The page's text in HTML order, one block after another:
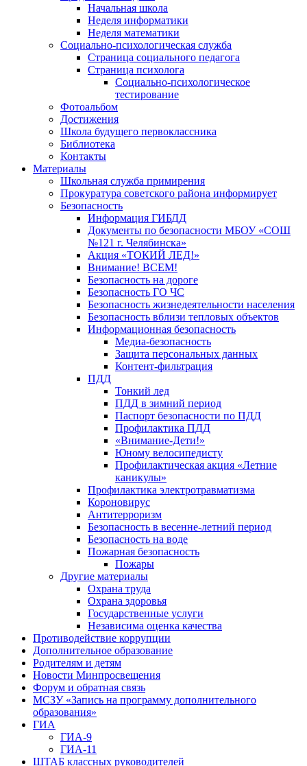
Начальная школа
Неделя информатики
Неделя математики
Социально-психологическая служба
Страница социального педагога
Страница психолога
Социально-психологическое
тестирование
Фотоальбом
Достижения
Школа будущего первоклассника
Библиотека
Контакты
Материалы
Школьная служба примирения
Прокуратура советского района информирует
Безопасность
Информация ГИБДД
Документы по безопасности МБОУ «СОШ
№121 г. Челябинска»
Акция «ТОКИЙ ЛЕД!»
Внимание! ВСЕМ!
Безопасность на дороге
Безопасность ГО ЧС
Безопасность жизнедеятельности населения
Безопасность вблизи тепловых объектов
Информационная безопасность
Медиа-безопасность
Защита персональных данных
Контент-фильтрация
ПДД
Тонкий лед
ПДД в зимний период
Паспорт безопасности по ПДД
Профилактика ПДД
«Внимание-Дети!»
Юному велосипедисту
Профилактическая акция «Летние
каникулы»
Профилактика электротравматизма
Короновирус
Антитерроризм
Безопасность в весенне-летний период
Безопасность на воде
Пожарная безопасность
Пожары
Другие материалы
Охрана труда
Охрана здоровья
Государственные услуги
Независима оценка качества
Противодействие коррупции
Дополнительное образование
Родителям и детям
Новости Минпросвещения
Форум и обратная связь
МСЗУ «Запись на программу дополнительного
образования»
ГИА
ГИА-9
ГИА-11
ШТАБ классных руководителей